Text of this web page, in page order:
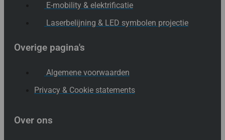
E-mobility & elektrificatie
Laserbelijning & LED symbolen projectie
Overige pagina's
Algemene voorwaarden
Privacy & Cookie statements
Over ons